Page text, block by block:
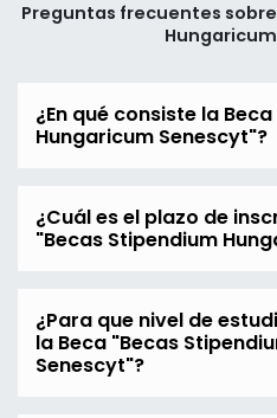
Preguntas frecuentes
¿En qué consiste la
Hungaricum Senescyt"?
¿Cuál es el plazo de
"Becas Stipendium
¿Para que nivel de
la Beca "Becas
Senescyt"?